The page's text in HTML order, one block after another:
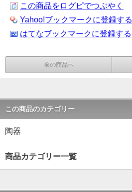
この商品をログピでつぶやく
Yahoo!ブックマークに登録する
はてなブックマークに登録する
前の商品へ
この商品のカテゴリー
陶器
商品カテゴリー一覧